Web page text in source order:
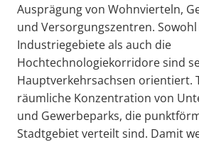
Ausprägung von Wohnvierteln,
und Versorgungszentren.
Industriegebiete als auch die
Hochtechnologiekorridore sind
Hauptverkehrsachsen orientiert.
räumliche Konzentration von
und Gewerbeparks, die
Stadtgebiet verteilt sind. Damit